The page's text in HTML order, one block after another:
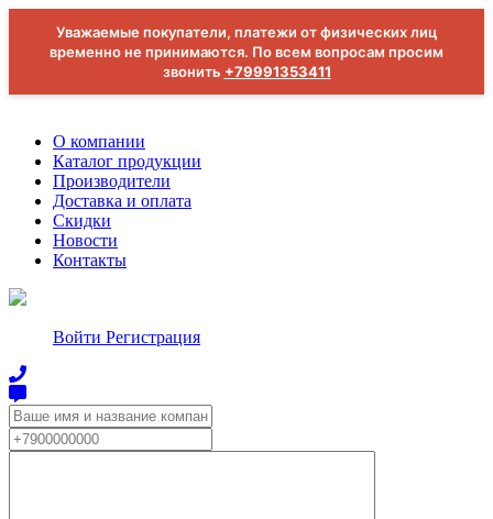
Уважаемые покупатели, платежи от физических лиц
временно не принимаются. По всем вопросам просим
звонить +79991353411
О компании
Каталог продукции
Производители
Доставка и оплата
Скидки
Новости
Контакты
Войти Регистрация